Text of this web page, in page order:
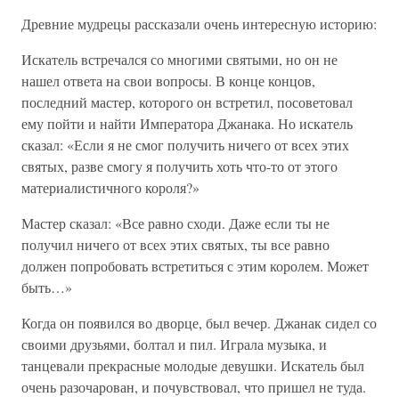
Древние мудрецы рассказали очень интересную историю:
Искатель встречался со многими святыми, но он не
нашел ответа на свои вопросы. В конце концов,
последний мастер, которого он встретил, посоветовал
ему пойти и найти Императора Джанака. Но искатель
сказал: «Если я не смог получить ничего от всех этих
святых, разве смогу я получить хоть что-то от этого
материалистичного короля?»
Мастер сказал: «Все равно сходи. Даже если ты не
получил ничего от всех этих святых, ты все равно
должен попробовать встретиться с этим королем. Может
быть…»
Когда он появился во дворце, был вечер. Джанак сидел со
своими друзьями, болтал и пил. Играла музыка, и
танцевали прекрасные молодые девушки. Искатель был
очень разочарован, и почувствовал, что пришел не туда.